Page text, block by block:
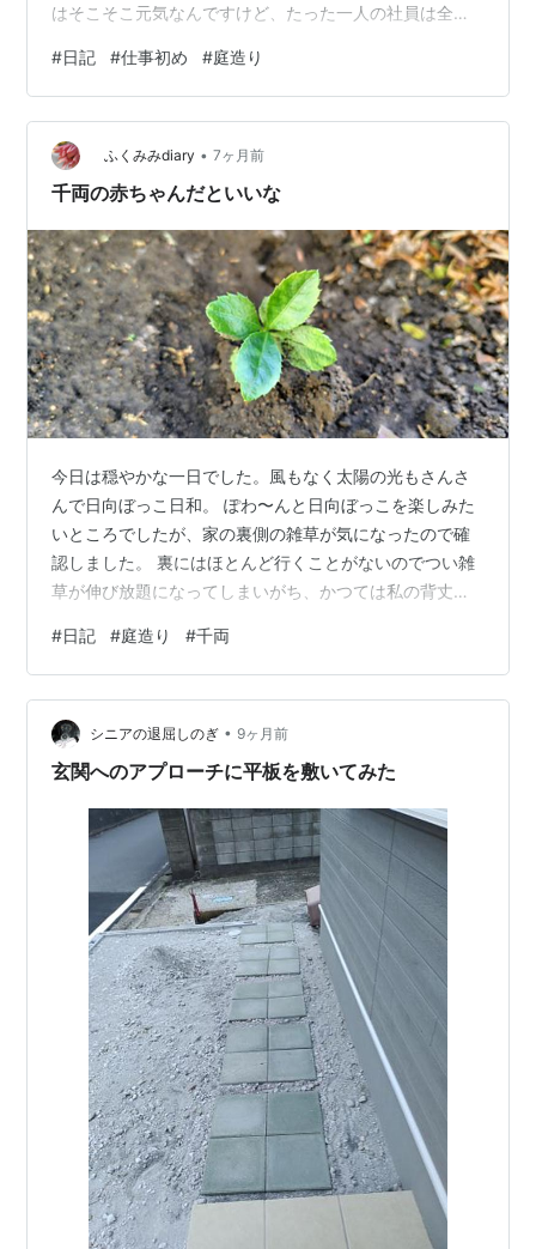
はそこそこ元気なんですけど、たった一人の社員は全く
の中で叫んでました。こういうのって古い考えですか？
今更なのでどうでも良い事ですが・・。 まぁ、それでも
和気あいあいと仕事が始まって喜ばしいし、私としては
この1年また無事に乗り切れたら良いなと思っています。
でも課題がないわけでもない・・人手不足の問題があり
#日記 #仕事初め #庭造り
ふくみみdiary • 7ヶ月前
千両の赤ちゃんだといいな
今日は穏やかな一日でした。風もなく太陽の光もさんさ
んで日向ぼっこ日和。 ぽわ〜んと日向ぼっこを楽しみた
いところでしたが、家の裏側の雑草が気になったので確
認しました。 裏にはほとんど行くことがないのでつい雑
草が伸び放題になってしまいがち、かつては私の背丈ほ
その時の反省も踏まえて、今は半年に一度除草剤を撒い
て対処しています。雑草を抜き取るという作業はかなり
の重労働で、家の裏には手っ取り早く薬をまくことにし
ました。 除草剤を撒いておけば心配しなくても半年はキ
レイな状態を保てています。半年間は薬の効果があると
#日記 #庭造り #千両
シニアの退屈しのぎ • 9ヶ月前
玄関へのアプローチに平板を敷いてみた